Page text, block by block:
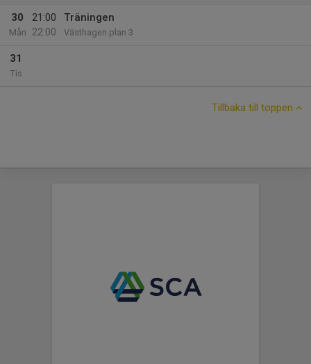
30
Mån
21:00
22:00
Träningen
Västhagen plan 3
31
Tis
Tillbaka till toppen